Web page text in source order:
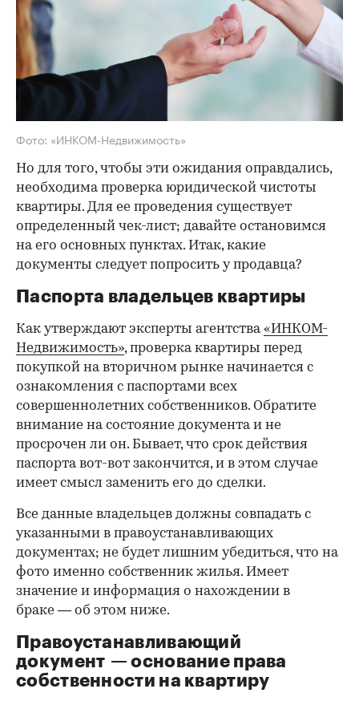
Фото: «ИНКОМ-Недвижимость»
Но для того, чтобы эти ожидания оправдались,
необходима проверка юридической чистоты
квартиры. Для ее проведения существует
определенный чек-лист; давайте остановимся
на его основных пунктах. Итак, какие
документы следует попросить у продавца?
Паспорта владельцев квартиры
Как утверждают эксперты агентства«ИНКОМ-
Недвижимость», проверка квартиры перед
покупкой на вторичном рынке начинается с
ознакомления с паспортами всех
совершеннолетних собственников. Обратите
внимание на состояние документа и не
просрочен ли он. Бывает, что срок действия
паспорта вот-вот закончится, и в этом случае
имеет смысл заменить его до сделки.
00:00 / 00:00
Все данные владельцев должны совпадать с
указанными в правоустанавливающих
документах; не будет лишним убедиться, что на
фото именно собственник жилья. Имеет
значение и информация о нахождении в
браке — об этом ниже.
Правоустанавливающий
документ — основание права
собственности на квартиру